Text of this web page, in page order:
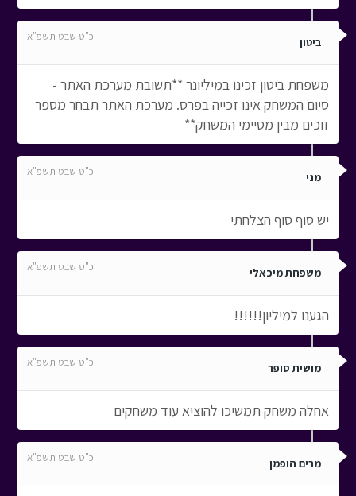
ביטון כ"ט שבט תשפ"א
משפחת ביטון זכינו במיליונר **תשובת מערכת האתר -
סיום המשחק אינו זכייה בפרס. מערכת האתר תבחר מספר
זוכים מבין מסיימי המשחק**
מני כ"ט שבט תשפ"א
יש סוף סוף הצלחתי
משפחת מיכאלי כ"ט שבט תשפ"א
הגענו למיליון!!!!!!
מושית סופר כ"ט שבט תשפ"א
אחלה משחק תמשיכו להוציא עוד משחקים
מרים הופמן כ"ט שבט תשפ"א